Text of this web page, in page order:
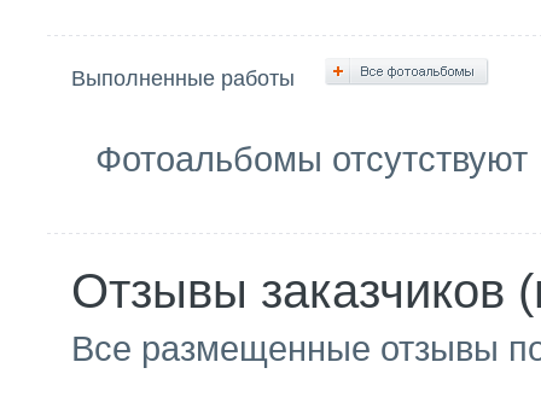
Выполненные работы
Фотоальбомы отсутствуют
Отзывы заказчиков
Все размещенные отзывы